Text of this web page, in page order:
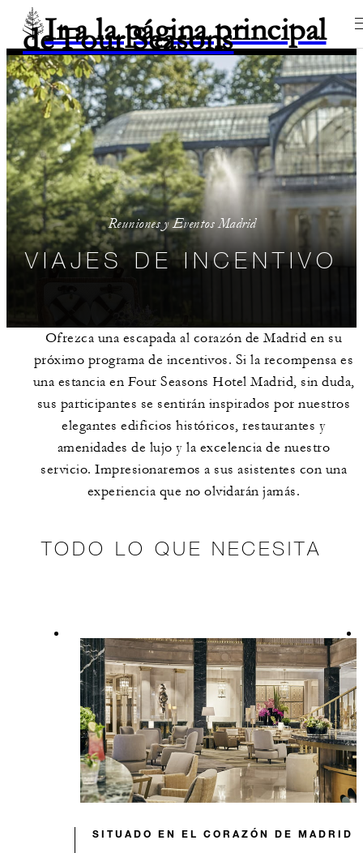
Ir a la página principal
de Four Seasons
Reuniones y Eventos Madrid
VIAJES DE INCENTIVO
Ofrezca una escapada al corazón de Madrid en su
próximo programa de incentivos. Si la recompensa es
una estancia en Four Seasons Hotel Madrid, sin duda,
sus participantes se sentirán inspirados por nuestros
elegantes edificios históricos, restaurantes y
amenidades de lujo y la excelencia de nuestro
servicio. Impresionaremos a sus asistentes con una
experiencia que no olvidarán jamás.
TODO LO QUE NECESITA
SITUADO EN EL CORAZÓN DE MADRID